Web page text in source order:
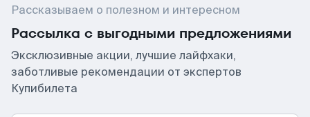
Рассказываем о полезном и интересном
Рассылка с выгодными предложениями
Эксклюзивные акции, лучшие лайфхаки,
заботливые рекомендации от экспертов
Купибилета